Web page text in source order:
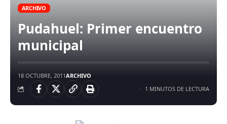
ARCHIVO
Pudahuel: Primer encuentro
municipal
18 OCTUBRE, 2011ARCHIVO
1 MINUTOS DE LECTURA